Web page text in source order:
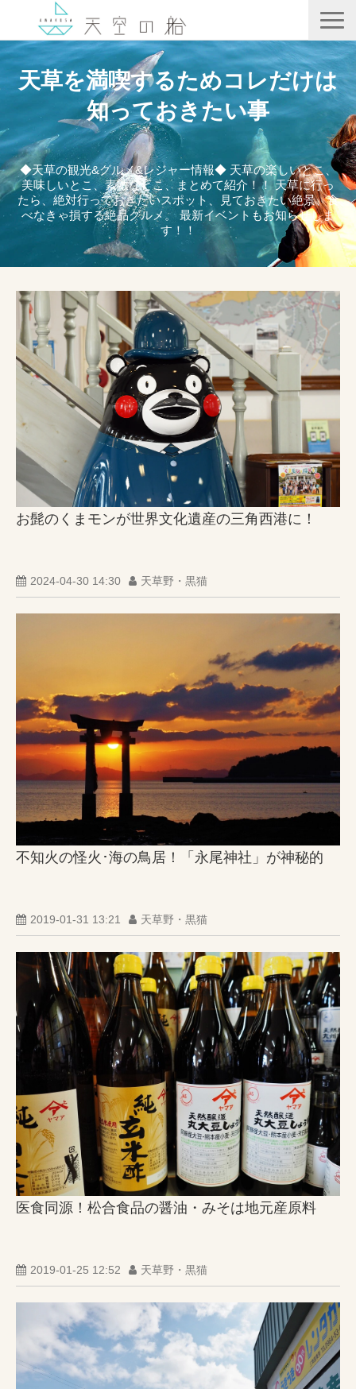
天空の船
ホテル竜宮
天ノ寂
記事一覧
コンテンツ
天草を満喫するためコレだけは
知っておきたい事
◆天草の観光&グルメ&レジャー情報◆ 天草の楽しいとこ、
美味しいとこ、素敵なとこ、まとめて紹介！！ 天草に行っ
たら、絶対行っておきたいスポット、見ておきたい絶景、食
べなきゃ損する絶品グルメ。 最新イベントもお知らせしま
す！！
お髭のくまモンが世界文化遺産の三角西港に！
2024-04-30 14:30 天草野・黒猫
不知火の怪火･海の鳥居！「永尾神社」が神秘的
2019-01-31 13:21 天草野・黒猫
医食同源！松合食品の醤油・みそは地元産原料
2019-01-25 12:52 天草野・黒猫